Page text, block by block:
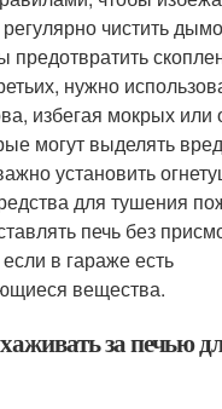
чистить
предотвратить
нужно
избегая мокрых
могут выделять
установить
для тушения
печь без
в гараже есть
вещества.
за печью